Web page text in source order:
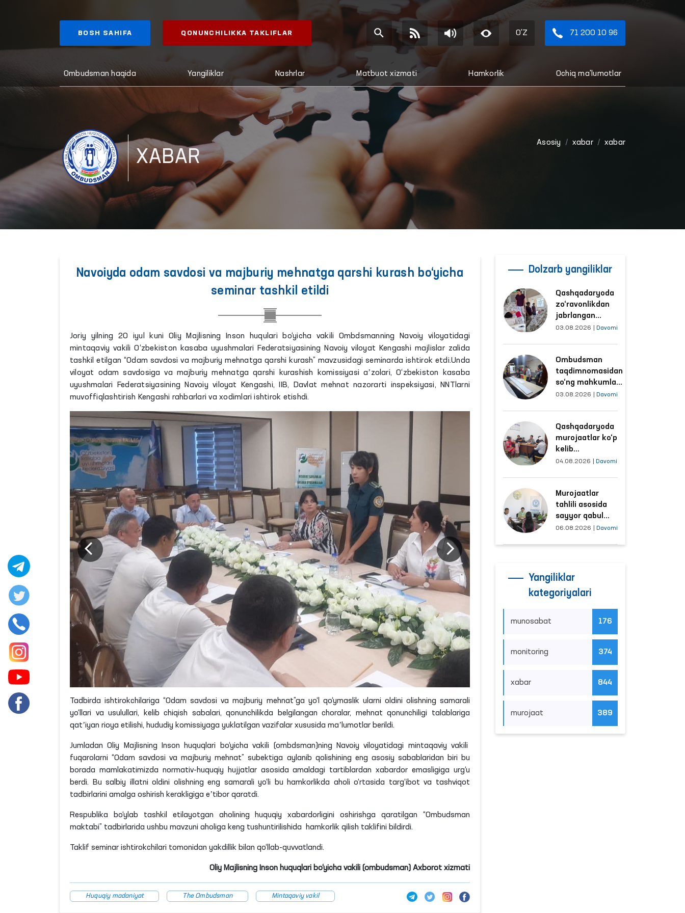
BOSH SAHIFA QONUNCHILIKKA TAKLIFLAR O'Z 71 200 10 96
Ombudsman haqida Yangiliklar Nashrlar Matbuot xizmati Hamkorlik Ochiq ma'lumotlar
XABAR
Asosiy xabar xabar
Navoiyda odam savdosi va majburiy mehnatga qarshi kurash bo‘yicha
seminar tashkil etildi
Joriy yilning 20 iyul kuni Oliy Majlisning Inson huqulari bo‘yicha vakili Ombdsmanning Navoiy viloyatidagi
mintaqaviy vakili O‘zbekiston kasaba uyushmalari Federatsiyasining Navoiy viloyat Kengashi majlislar zalida
tashkil etilgan “Odam savdosi va majburiy mehnatga qarshi kurash” mavzusidagi seminarda ishtirok etdi.Unda
viloyat odam savdosiga va majburiy mehnatga qarshi kurashish komissiyasi aʼzolari, O‘zbekiston kasaba
uyushmalari Federatsiyasining Navoiy viloyat Kengashi, IIB, Davlat mehnat nazorarti inspeksiyasi, NNTlarni
muvoffiqlashtirish Kengashi rahbarlari va xodimlari ishtirok etishdi.
Tadbirda ishtirokchilariga “Odam savdosi va majburiy mehnat”ga yo‘l qo‘ymaslik ularni oldini olishning samarali
yo‘llari va usulullari, kelib chiqish sabalari, qonunchilikda belgilangan choralar, mehnat qonunchiligi talablariga
qatʼiyan rioya etilishi, hududiy komissiyaga yuklatilgan vazifalar xususida maʼlumotlar berildi.
Jumladan Oliy Majlisning Inson huquqlari bo‘yicha vakili (ombdsman)ning Navoiy viloyatidagi mintaqaviy vakili
fuqarolarni “Odam savdosi va majburiy mehnat” subektiga aylanib qolishining eng asosiy sabablaridan biri bu
borada mamlakatimizda normativ-huquqiy hujjatlar asosida amaldagi tartiblardan xabardor emasligiga urg‘u
berdi. Bu salbiy illatni oldini olishning eng samarali yo‘li bu hamkorlikda aholi o‘rtasida targ‘ibot va tashviqot
tadbirlarini amalga oshirish kerakligiga eʼtibor qaratdi.
Respublika bo‘ylab tashkil etilayotgan aholining huquqiy xabardorligini oshirishga qaratilgan “Ombudsman
maktabi” tadbirlarida ushbu mavzuni aholiga keng tushuntirilishida hamkorlik qilish taklifini bildirdi.
Taklif seminar ishtirokchilari tomonidan yakdillik bilan qo‘llab-quvvatlandi.
Oliy Majlisning Inson huquqlari bo‘yicha vakili (ombudsman) Axborot xizmati
Huquqiy madaniyat The Ombudsman Mintaqaviy vakil
Dolzarb yangiliklar
Qashqadaryoda
zo‘ravonlikdan
jabrlangan
ayolning holati
o‘rganildi
03.08.2026 Davomi
Ombudsman
taqdimnomasidan
so‘ng mahkumlar
mehnat
sharoitlar
yaxshilandi
03.08.2026 Davomi
Qashqadaryoda
murojaatlar ko‘p
kelib
tushayotgan
yo‘lga qo‘yildi
04.08.2026 Davomi
Murojaatlar
tahlili asosida
sayyor qabul
o‘tkaziladigan
06.08.2026 Davomi
Yangiliklar
kategoriyalari
munosabat 176
monitoring 374
xabar 844
murojaat 389